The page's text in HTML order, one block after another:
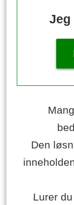
Jeg
Den
Lurer